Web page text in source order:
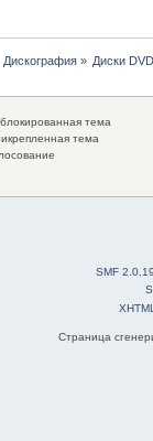
Дискография» Диски DVD
тема
тема
SMF
Страница